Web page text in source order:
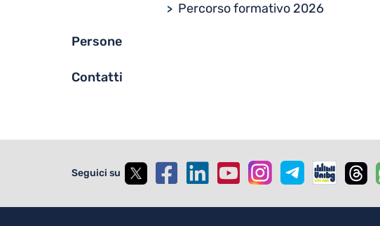
Percorso formativo 2026
Persone
Contatti
Seguici su